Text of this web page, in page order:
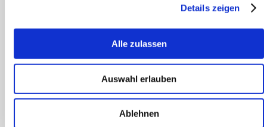
Details zeigen
Alle zulassen
Auswahl erlauben
Ablehnen
Maibockragout27,00 €
Spätzle I Spargelgemüse I Spätburgunderjus
28,00 €
Kräuterbutter l Bratkartoffeln